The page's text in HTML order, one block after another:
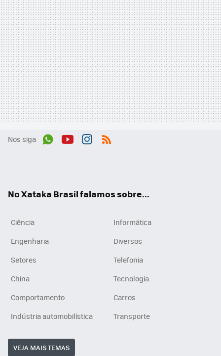
Nos siga
No Xataka Brasil falamos sobre...
Ciência
Informática
Engenharia
Diversos
Setores
Telefonia
China
Tecnologia
Comportamento
Carros
Indústria automobilística
Transporte
VEJA MAIS TEMAS